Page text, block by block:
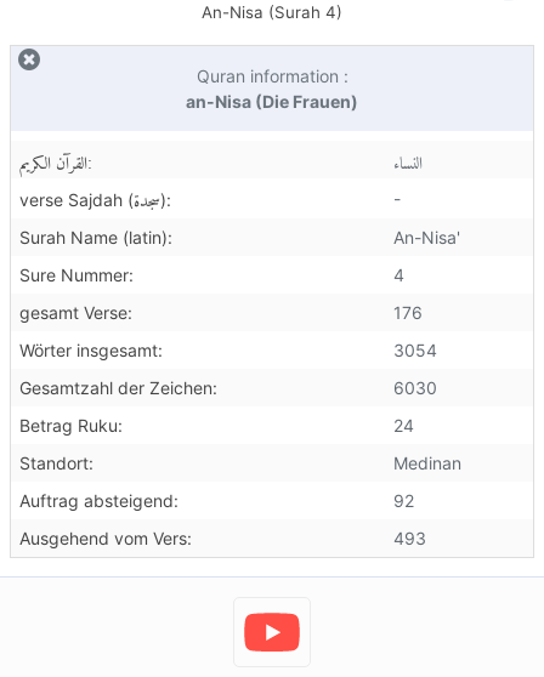
An-Nisa (Surah 4)
Quran information :
an-Nisa (Die Frauen)
القرآن الكريم: النساء
verse Sajdah (سجدة):
-
Surah Name (latin):
An-Nisa'
Sure Nummer:
4
gesamt Verse:
176
Wörter insgesamt:
3054
Gesamtzahl der Zeichen:
6030
Betrag Ruku:
24
Standort:
Medinan
Auftrag absteigend:
92
Ausgehend vom Vers:
493